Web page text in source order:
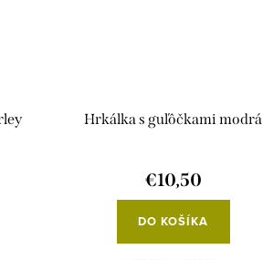
Hrkálka s guľôčkami modrá
€10,50
DO KOŠÍKA